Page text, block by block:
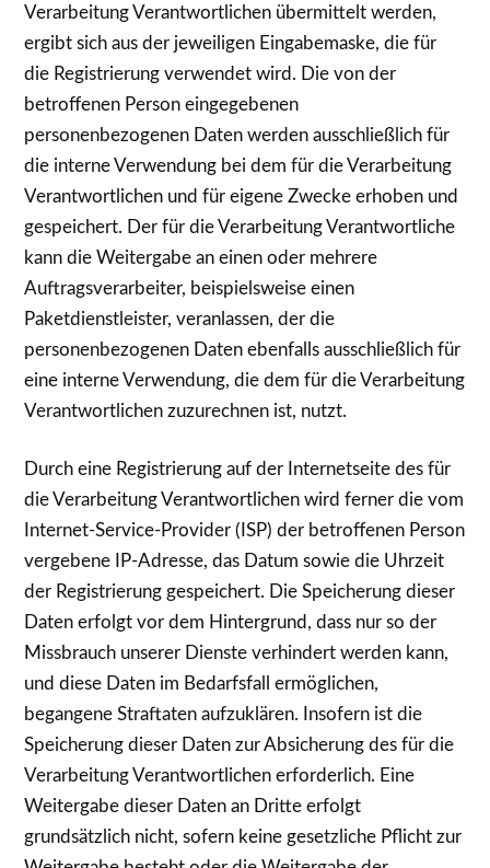
Verarbeitung Verantwortlichen übermittelt werden,
ergibt sich aus der jeweiligen Eingabemaske, die für
die Registrierung verwendet wird. Die von der
betroffenen Person eingegebenen
personenbezogenen Daten werden ausschließlich für
die interne Verwendung bei dem für die Verarbeitung
Verantwortlichen und für eigene Zwecke erhoben und
gespeichert. Der für die Verarbeitung Verantwortliche
kann die Weitergabe an einen oder mehrere
Auftragsverarbeiter, beispielsweise einen
Paketdienstleister, veranlassen, der die
personenbezogenen Daten ebenfalls ausschließlich für
eine interne Verwendung, die dem für die Verarbeitung
Verantwortlichen zuzurechnen ist, nutzt.
Durch eine Registrierung auf der Internetseite des für
die Verarbeitung Verantwortlichen wird ferner die vom
Internet-Service-Provider (ISP) der betroffenen Person
vergebene IP-Adresse, das Datum sowie die Uhrzeit
der Registrierung gespeichert. Die Speicherung dieser
Daten erfolgt vor dem Hintergrund, dass nur so der
Missbrauch unserer Dienste verhindert werden kann,
und diese Daten im Bedarfsfall ermöglichen,
begangene Straftaten aufzuklären. Insofern ist die
Speicherung dieser Daten zur Absicherung des für die
Verarbeitung Verantwortlichen erforderlich. Eine
Weitergabe dieser Daten an Dritte erfolgt
grundsätzlich nicht, sofern keine gesetzliche Pflicht zur